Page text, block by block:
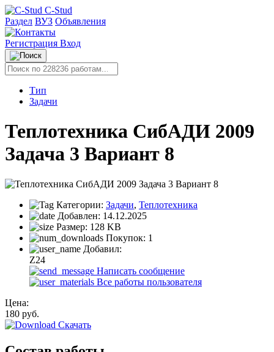
C-Stud
Раздел ВУЗ Объявления
Регистрация Вход
Тип
Задачи
Теплотехника СибАДИ 2009
Задача 3 Вариант 8
Категории: Задачи, Теплотехника
Добавлен: 14.12.2025
Размер: 128 KB
Покупок: 1
Добавил:
Z24
Написать сообщение
Все работы пользователя
Цена:
180 руб.
Скачать